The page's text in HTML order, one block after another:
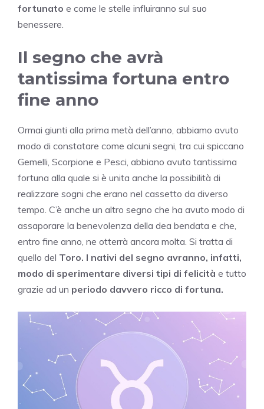
fortunato e come le stelle influiranno sul suo
benessere.
Il segno che avrà
tantissima fortuna entro
fine anno
Ormai giunti alla prima metà dell’anno, abbiamo avuto
modo di constatare come alcuni segni, tra cui spiccano
Gemelli, Scorpione e Pesci, abbiano avuto tantissima
fortuna alla quale si è unita anche la possibilità di
realizzare sogni che erano nel cassetto da diverso
tempo. C’è anche un altro segno che ha avuto modo di
assaporare la benevolenza della dea bendata e che,
entro fine anno, ne otterrà ancora molta. Si tratta di
quello del Toro. I nativi del segno avranno, infatti,
modo di sperimentare diversi tipi di felicità e tutto
grazie ad un periodo davvero ricco di fortuna.